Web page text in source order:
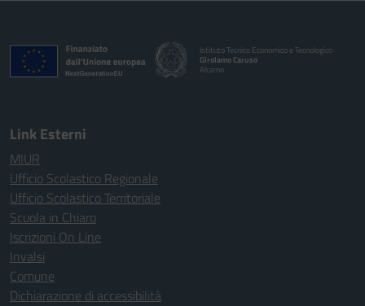
Istituto Tecnico Economico e Tecnologico
Girolamo Caruso
Alcamo
Link Esterni
MIUR
Ufficio Scolastico Regionale
Ufficio Scolastico Territoriale
Scuola in Chiaro
Iscrizioni On Line
Invalsi
Comune
Dichiarazione di accessibilità